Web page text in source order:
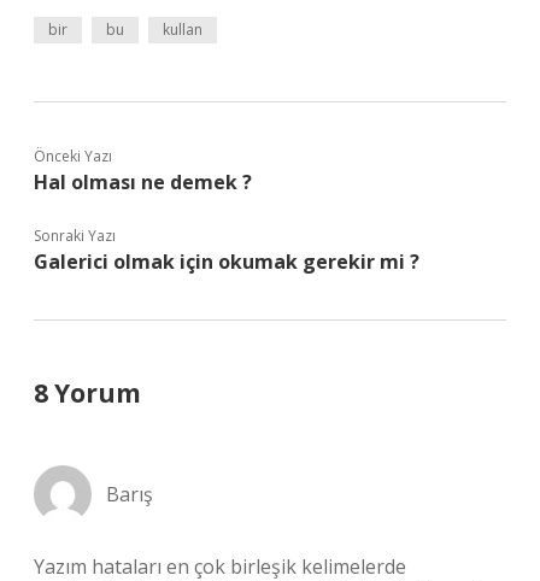
bir bu kullan
Önceki Yazı
Hal olması ne demek ?
Sonraki Yazı
Galerici olmak için okumak gerekir mi ?
8 Yorum
Barış
Yazım hataları en çok birleşik kelimelerde